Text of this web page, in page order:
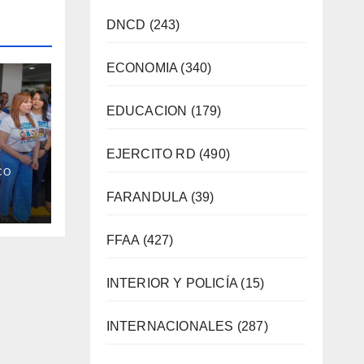
DNCD (243)
ECONOMIA (340)
EDUCACION (179)
EJERCITO RD (490)
FARANDULA (39)
FFAA (427)
INTERIOR Y POLICÍA (15)
INTERNACIONALES (287)